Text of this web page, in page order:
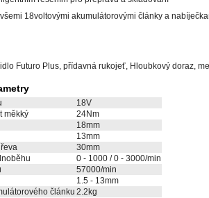
18voltovými akumulátorovými články a
Futuro Plus, přídavná rukojeť, Hloubkový doraz,
18V
měkký
24Nm
18mm
13mm
30mm
0 - 1000 / 0 - 3000/min
57000/min
1.5 - 13mm
článku 2.2kg